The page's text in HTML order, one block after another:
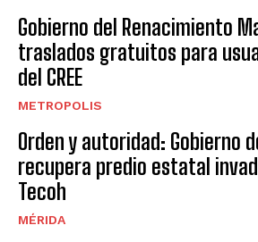
Gobierno del Renacimiento
traslados gratuitos para
del CREE
METROPOLIS
Orden y autoridad: Gobierno
recupera predio estatal
Tecoh
MÉRIDA